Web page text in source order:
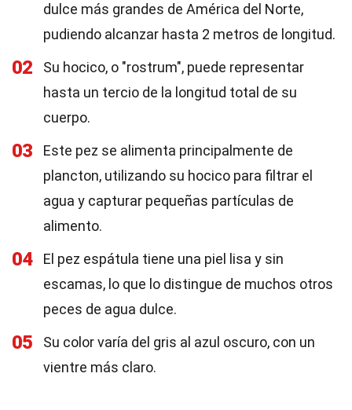
dulce más grandes de América del Norte,
pudiendo alcanzar hasta 2 metros de longitud.
02
Su hocico, o "rostrum", puede representar
hasta un tercio de la longitud total de su
cuerpo.
03
Este pez se alimenta principalmente de
plancton, utilizando su hocico para filtrar el
agua y capturar pequeñas partículas de
alimento.
04
El pez espátula tiene una piel lisa y sin
escamas, lo que lo distingue de muchos otros
peces de agua dulce.
05
Su color varía del gris al azul oscuro, con un
vientre más claro.